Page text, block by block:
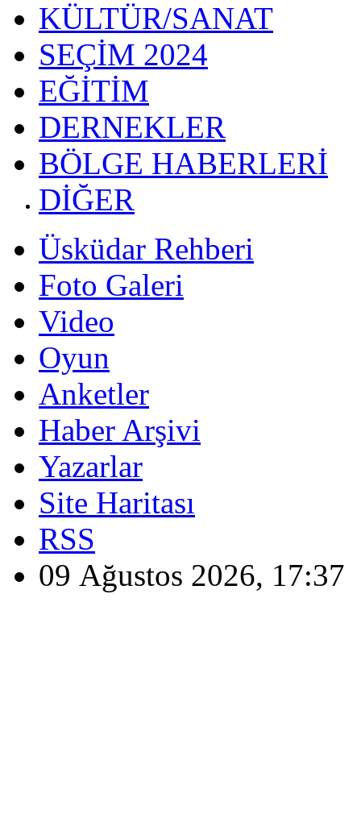
KÜLTÜR/SANAT
SEÇİM 2024
EĞİTİM
DERNEKLER
BÖLGE HABERLERİ
DİĞER
Üsküdar Rehberi
Foto Galeri
Video
Oyun
Anketler
Haber Arşivi
Yazarlar
Site Haritası
RSS
09 Ağustos 2026, 17:37